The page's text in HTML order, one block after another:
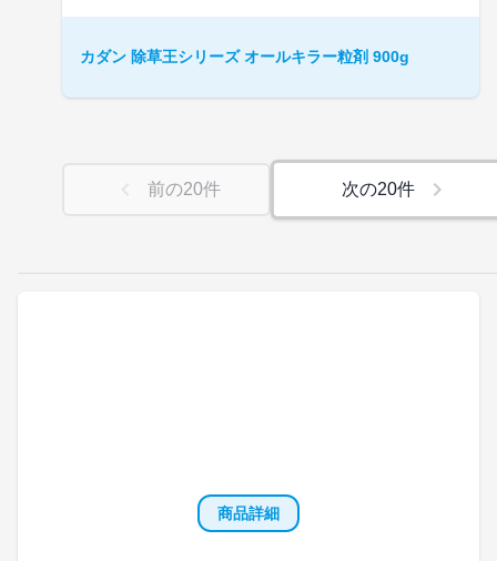
商品詳細
カダン 除草王シリーズ オールキラー粒剤 900g
前の20件 次の20件